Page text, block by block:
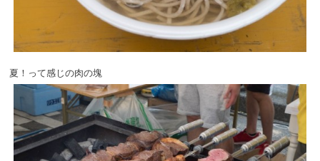
夏！って感じの肉の塊